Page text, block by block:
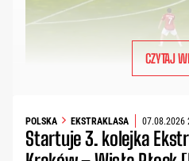
CZYTAJ
POLSKA EKSTRAKLASA 07.08.2026
Startuje 3. kolejka